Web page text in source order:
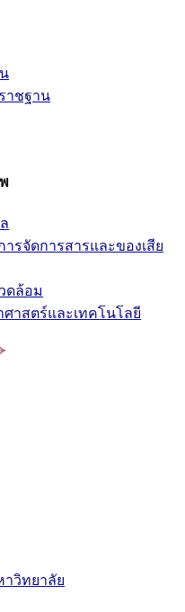
ชฐาน
รจัดการสารและของเสีย
ดล้อม
าสตร์และเทคโนโลยี
วิทยาลัย